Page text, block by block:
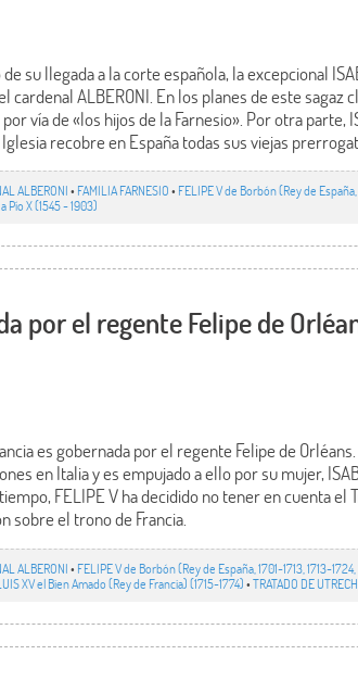
su llegada a la corte española, la excepcional
cardenal ALBERONI. En los planes de este
vía de «los hijos de la Farnesio». Por otra parte,
Iglesia recobre en España todas sus viejas
ALBERONI• FAMILIA FARNESIO• FELIPE V de Borbón (Rey de España,
Pío X (1545 - 1903)
por el regente Felipe de
es gobernada por el regente Felipe de
en Italia y es empujado a ello por su mujer,
FELIPE V ha decidido no tener en cuenta el
sobre el trono de Francia.
ALBERONI• FELIPE V de Borbón (Rey de España, 1701-1713, 1713-
XV el Bien Amado (Rey de Francia) (1715-1774)•TRATADO DE